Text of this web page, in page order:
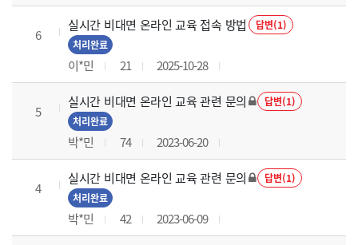
6
실시간 비대면 온라인 교육 접속 방법
답변(1)
처리완료
이*민 21 2025-10-28
5
실시간 비대면 온라인 교육 관련 문의
답변(1)
처리완료
박*민 74 2023-06-20
4
실시간 비대면 온라인 교육 관련 문의
답변(1)
처리완료
박*민 42 2023-06-09